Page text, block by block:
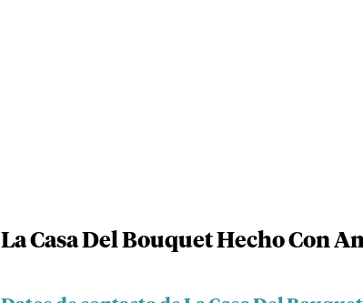
La Casa Del Bouquet Hecho Con